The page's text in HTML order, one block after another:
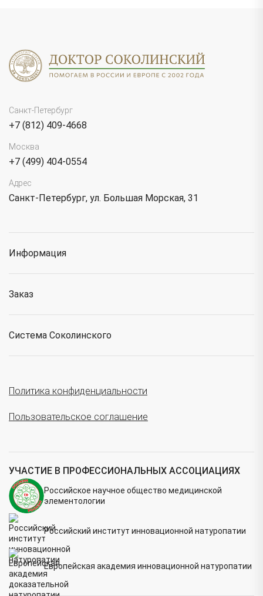
Санкт-Петербург
+7 (812) 409-4668
Москва
+7 (499) 404-0554
Адрес
Санкт-Петербург, ул. Большая Морская, 31
Информация
Заказ
Система Соколинского
Политика конфиденциальности
Пользовательское соглашение
УЧАСТИЕ В ПРОФЕССИОНАЛЬНЫХ АССОЦИАЦИЯХ
Российское научное общество медицинской
элементологии
Российский институт инновационной натуропатии
Европейская академия инновационной натуропатии